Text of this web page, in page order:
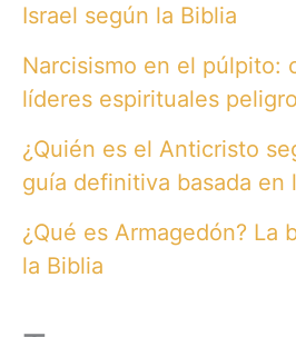
Israel según la Biblia
Narcisismo en el púlpito:
líderes espirituales
¿Quién es el Anticristo
guía definitiva basada en
¿Qué es Armagedón? La
la Biblia